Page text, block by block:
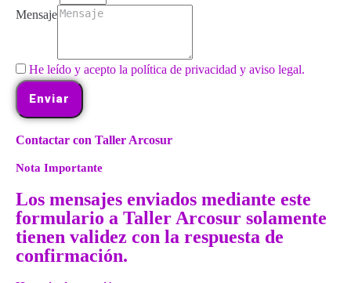
Mensaje
He leído y acepto la política de privacidad y aviso legal.
Enviar
Contactar con Taller Arcosur
Nota Importante
Los mensajes enviados mediante este
formulario a Taller Arcosur solamente
tienen validez con la respuesta de
confirmación.